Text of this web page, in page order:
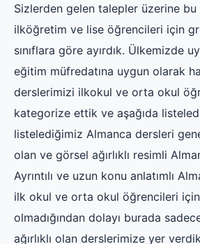
Sizlerden gelen talepler üzerine
ilköğretim ve lise öğrencileri için
sınıflara göre ayırdık. Ülkemizde
eğitim müfredatına uygun olarak
derslerimizi ilkokul ve orta okul
kategorize ettik ve aşağıda
listelediğimiz Almanca dersleri
olan ve görsel ağırlıklı resimli
Ayrıntılı ve uzun konu anlatımlı
ilk okul ve orta okul öğrencileri
olmadığından dolayı burada
ağırlıklı olan derslerimize yer